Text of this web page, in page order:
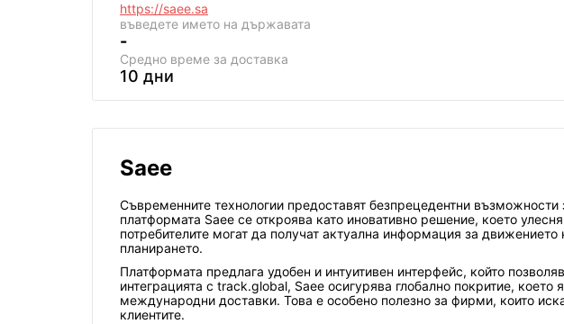
https://saee.sa
въведете името на държавата
-
Средно време за доставка
10 дни
Saee
Съвременните технологии предоставят безпрецедентни
платформата Saee се откроява като иновативно решение, което
потребителите могат да получат актуална информация за
планирането.
Платформата предлага удобен и интуитивен интерфейс, който
интеграцията с track.global, Saee осигурява глобално покритие,
международни доставки. Това е особено полезно за фирми, които
клиентите.